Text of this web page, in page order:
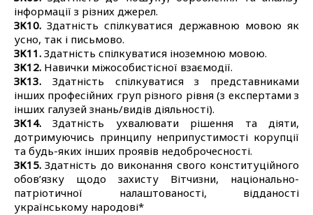
інформації з різних джерел.
ЗК10. Здатність спілкуватися державною мовою як
усно, так і письмово.
ЗК11. Здатність спілкуватися іноземною мовою.
ЗК12. Навички міжособистісної взаємодії.
ЗК13. Здатність спілкуватися з представниками
інших професійних груп різного рівня (з експертами з
інших галузей знань/видів діяльності).
ЗК14. Здатність ухвалювати рішення та діяти,
дотримуючись принципу неприпустимості корупції
та будь-яких інших проявів недоброчесності.
ЗК15. Здатність до виконання свого конституційного
обов’язку щодо захисту Вітчизни, національно-
патріотичної налаштованості, відданості
українському народові*